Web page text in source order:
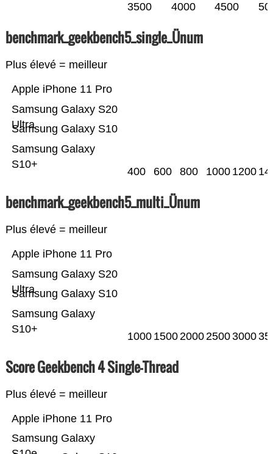
3500 4000 4500
benchmark_geekbench5_single_Ünum
Plus élevé = meilleur
Samsung Galaxy
S10+
Samsung Galaxy S10
Samsung Galaxy S20
Ultra
Apple iPhone 11 Pro
400 600 800 1000 1200
benchmark_geekbench5_multi_Ünum
Plus élevé = meilleur
Samsung Galaxy
S10+
Samsung Galaxy S10
Samsung Galaxy S20
Ultra
Apple iPhone 11 Pro
1000 1500200025003000
Score Geekbench 4 Single-Thread
Plus élevé = meilleur
Samsung Galaxy
Apple iPhone 11 Pro